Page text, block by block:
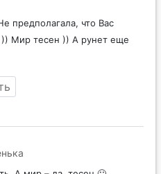
предполагала, что Вас
)) Мир тесен )) А рунет еще